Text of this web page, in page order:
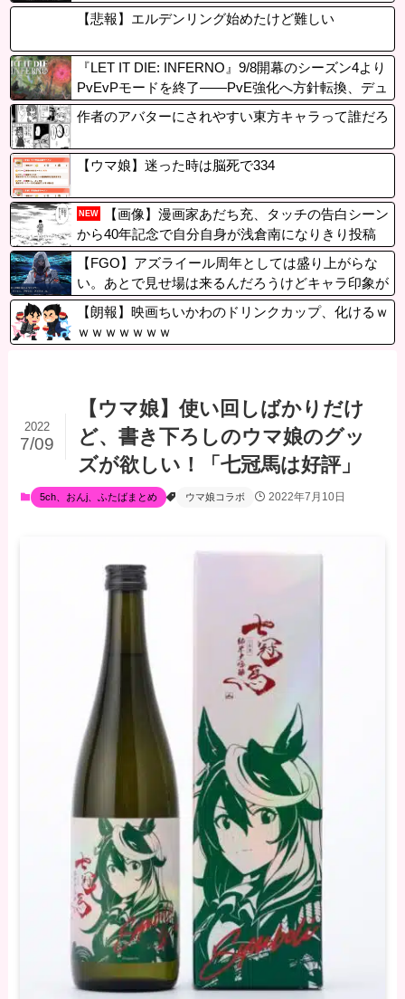
しないと嘆く。→「DCトラベルするかリージョン
内フリーマッチングを待ってほしい」
【悲報】エルデンリング始めたけど難しい
『LET IT DIE: INFERNO』9/8開幕のシーズン4より
PvEvPモードを終了——PvE強化へ方針転換、デュ
オプレイは継続。PSStoreではセール中
作者のアバターにされやすい東方キャラって誰だろ
【ウマ娘】迷った時は脳死で334
NEW
【画像】漫画家あだち充、タッチの告白シーン
から40年記念で自分自身が浅倉南になりきり投稿
【FGO】アズライール周年としては盛り上がらな
い。あとで見せ場は来るんだろうけどキャラ印象が
まだしょぼい
【朗報】映画ちいかわのドリンクカップ、化けるｗ
ｗｗｗｗｗｗｗ
【ウマ娘】使い回しばかりだけ
ど、書き下ろしのウマ娘のグッ
ズが欲しい！「七冠馬は好評」
2022
7/09
5ch、おんj、ふたばまとめ ウマ娘コラボ 2022年7月10日